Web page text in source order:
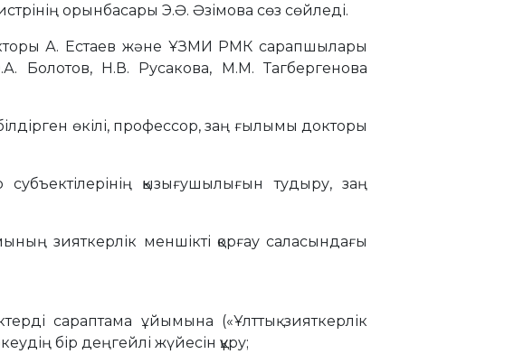
орынбасары Э.Ә. Әзімова сөз сөйледі.
А. Естаев және ҰЗМИ РМК сарапшылары
Болотов, Н.В. Русакова, М.М. Тагбергенова
өкілі, профессор, заң ғылымы докторы
қызығушылығын тудыру, заң
зияткерлік меншікті қорғау саласындағы
сараптама ұйымына («Ұлттық зияткерлік
бір деңгейлі жүйесін құру;